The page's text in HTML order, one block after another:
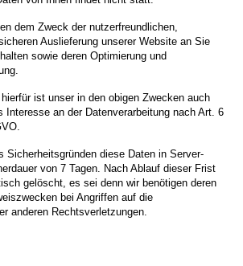
dem Zweck der nutzerfreundlichen,
Auslieferung unserer Website an Sie
sowie deren Optimierung und
ist unser in den obigen Zwecken auch
Interesse an der Datenverarbeitung nach Art. 6
Sicherheitsgründen diese Daten in Server-
von 7 Tagen. Nach Ablauf dieser Frist
gelöscht, es sei denn wir benötigen deren
bei Angriffen auf die
anderen Rechtsverletzungen.